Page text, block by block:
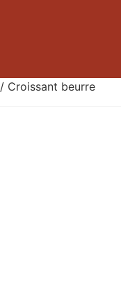
/ Croissant beurre